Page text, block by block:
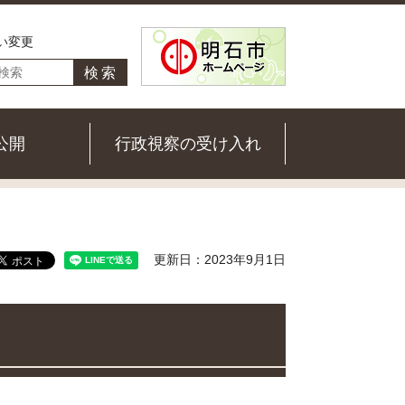
変更
開 行政視察の受け入れ
更新日：2023年9月1日